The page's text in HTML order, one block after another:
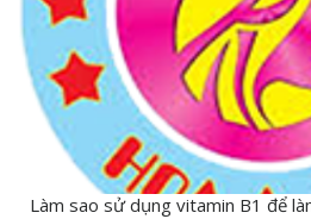
Làm sao sử dụng vitamin B1 để